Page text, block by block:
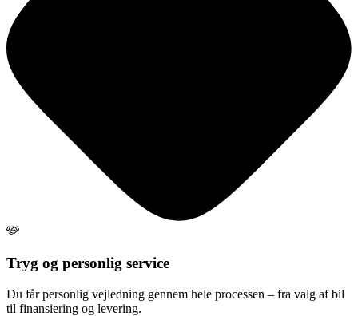
Tryg og personlig service
Du får personlig vejledning gennem hele processen – fra valg af bil
til finansiering og levering.